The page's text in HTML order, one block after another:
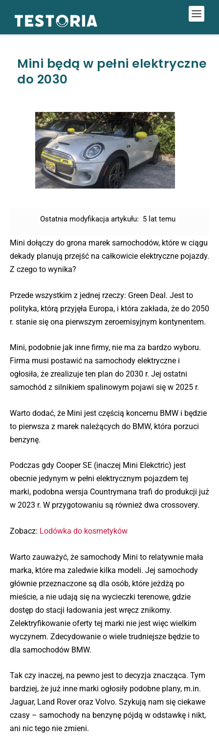
Mini będą w pełni elektryczne
do 2030
Ostatnia modyfikacja artykułu: 5 lat temu
Mini dołączy do grona marek samochodów, które w ciągu
dekady planują przejść na całkowicie elektryczne pojazdy.
Z czego to wynika?
Przede wszystkim z jednej rzeczy: Green Deal. Jest to
polityka, którą przyjęła Europa, i która zakłada, że do 2050
r. stanie się ona pierwszym zeroemisyjnym kontynentem.
Mini, podobnie jak inne firmy, nie ma za bardzo wyboru.
Firma musi postawić na samochody elektryczne i
ogłosiła, że zrealizuje ten plan do 2030 r. Jej ostatni
samochód z silnikiem spalinowym pojawi się w 2025 r.
Warto dodać, że Mini jest częścią koncernu BMW i będzie
to pierwsza z marek należących do BMW, która porzuci
benzynę.
Podczas gdy Cooper SE (inaczej Mini Elekctric) jest
obecnie jedynym w pełni elektrycznym pojazdem tej
marki, podobna wersja Countrymana trafi do produkcji już
w 2023 r. W przygotowaniu są również dwa crossovery.
Zobacz: Lodówka do kosmetyków
Warto zauważyć, że samochody Mini to relatywnie mała
marka, które ma zaledwie kilka modeli. Jej samochody
głównie przeznaczone są dla osób, które jeżdżą po
mieście, a nie udają się na wycieczki terenowe, gdzie
dostęp do stacji ładowania jest wręcz znikomy.
Zelektryfikowanie oferty tej marki nie jest więc wielkim
wyczynem. Zdecydowanie o wiele trudniejsze będzie to
dla samochodów BMW.
Tak czy inaczej, na pewno jest to decyzja znacząca. Tym
bardziej, że już inne marki ogłosiły podobne plany, m.in.
Jaguar, Land Rover oraz Volvo. Szykują nam się ciekawe
czasy – samochody na benzynę pójdą w odstawkę i nikt,
ani nic tego nie zmieni.